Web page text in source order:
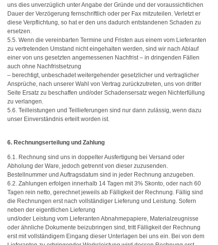
uns dies unverzüglich unter Angabe der Gründe und der voraussichtlichen
Dauer der Verzögerung fernschriftlich oder per Fax mitzuteilen. Verletzt er
diese Verpflichtung, so hat er den uns dadurch entstandenen Schaden zu
ersetzen.
5.5. Wenn die vereinbarten Termine und Fristen aus einem vom Lieferanten
zu vertretenden Umstand nicht eingehalten werden, sind wir nach Ablauf
einer von uns gesetzten angemessenen Nachfrist – in dringenden Fällen
auch ohne Nachfristsetzung
– berechtigt, unbeschadet weitergehender gesetzlicher und vertraglicher
Ansprüche, nach unserer Wahl von Vertrag zurückzutreten, uns von dritter
Seite Ersatz zu beschaffen und/oder Schadensersatz wegen Nichterfüllung
zu verlangen.
5.6. Teilleistungen und Teillieferungen sind nur dann zulässig, wenn dazu
unser Einverständnis erteilt worden ist.
6. Rechnungserteilung und Zahlung
6.1. Rechnung sind uns in doppelter Ausfertigung bei Versand oder
Abholung der Ware, jedoch getrennt von dieser zuzusenden.
Bestellnummer und Auftragsdatum sind in jeder Rechnung anzugeben.
6.2. Zahlungen erfolgen innerhalb 14 Tagen mit 3% Skonto, oder nach 60
Tagen rein netto, gerechnet jeweils ab Fälligkeit der Rechnung. Fällig sind
die Rechnungen erst nach vollständiger Lieferung und Leistung. Sofern
neben der eigentlichen Lieferung
und/oder Leistung vom Lieferanten Abnahmepapiere, Materialzeugnisse
oder ähnliche Dokumente beizubringen sind, tritt Fälligkeit der Rechnung
erst mit vollständigem Eingang dieser Unterlagen bei uns ein. Bei von dem